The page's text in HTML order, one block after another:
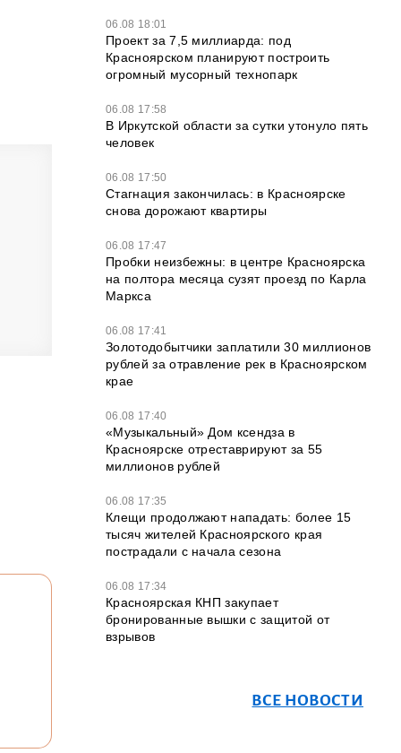
06.08 18:01
Проект за 7,5 миллиарда: под
Красноярском планируют построить
огромный мусорный технопарк
06.08 17:58
В Иркутской области за сутки утонуло пять
человек
06.08 17:50
Стагнация закончилась: в Красноярске
снова дорожают квартиры
06.08 17:47
Пробки неизбежны: в центре Красноярска
на полтора месяца сузят проезд по Карла
Маркса
06.08 17:41
Золотодобытчики заплатили 30 миллионов
рублей за отравление рек в Красноярском
крае
06.08 17:40
«Музыкальный» Дом ксендза в
Красноярске отреставрируют за 55
миллионов рублей
06.08 17:35
Клещи продолжают нападать: более 15
тысяч жителей Красноярского края
пострадали с начала сезона
06.08 17:34
Красноярская КНП закупает
бронированные вышки с защитой от
взрывов
ВСЕ НОВОСТИ